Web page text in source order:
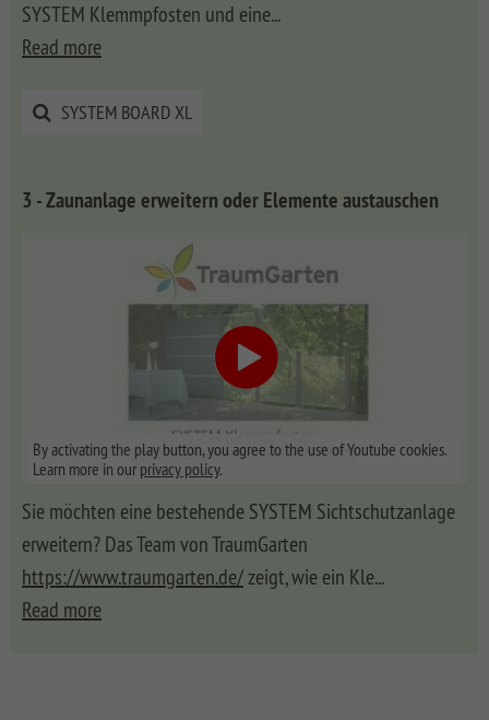
SYSTEM Klemmpfosten und eine...
Read more
SYSTEM BOARD XL
3 - Zaunanlage erweitern oder Elemente austauschen
By activating the play button, you agree to the use of Youtube cookies.
Learn more in our privacy policy.
Sie möchten eine bestehende SYSTEM Sichtschutzanlage
erweitern? Das Team von TraumGarten
https://www.traumgarten.de/zeigt, wie ein Kle...
Read more